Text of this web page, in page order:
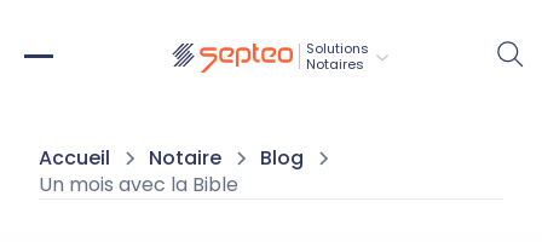
Solutions
Notaires
Accueil Notaire
Blog
Un mois avec la Bible